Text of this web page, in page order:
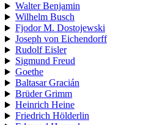
Walter Benjamin
Wilhelm Busch
Fjodor M. Dostojewski
Joseph von Eichendorff
Rudolf Eisler
Sigmund Freud
Goethe
Baltasar Gracián
Brüder Grimm
Heinrich Heine
Friedrich Hölderlin